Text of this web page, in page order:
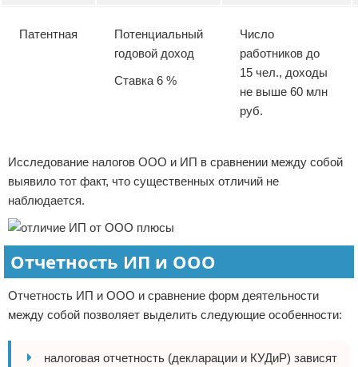
Патентная
Потенциальный
годовой доход
Ставка 6 %
Число
работников до
15 чел., доходы
не выше 60 млн
руб.
Исследование налогов ООО и ИП в сравнении между собой
выявило тот факт, что существенных отличий не
наблюдается.
Отчетность ИП и ООО
Отчетность ИП и ООО и сравнение форм деятельности
между собой позволяет выделить следующие особенности:
налоговая отчетность (декларации и КУДиР) зависят